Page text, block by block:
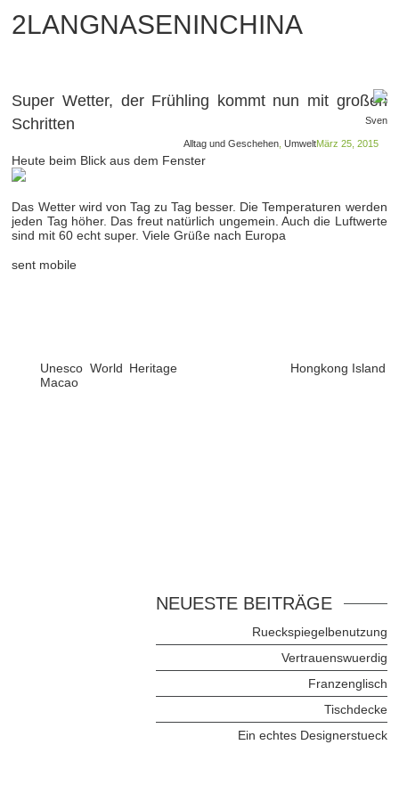
2LANGNASENINCHINA
Super Wetter, der Frühling kommt nun mit großen
Schritten
Sven
März 25, 2015
Alltag und Geschehen, Umwelt
Heute beim Blick aus dem Fenster
Das Wetter wird von Tag zu Tag besser. Die Temperaturen werden
jeden Tag höher. Das freut natürlich ungemein. Auch die Luftwerte
sind mit 60 echt super. Viele Grüße nach Europa
sent mobile
Unesco World Heritage
Macao
Hongkong Island
NEUESTE BEITRÄGE
Rueckspiegelbenutzung
Vertrauenswuerdig
Franzenglisch
Tischdecke
Ein echtes Designerstueck